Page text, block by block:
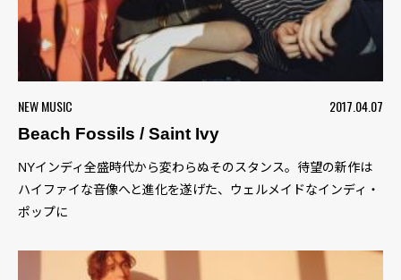
NEW MUSIC
2017.04.07
Beach Fossils / Saint Ivy
NYインディ全盛時代から変わらぬそのスタンス。待望の新作は
ハイファイな音像へと進化を遂げた、ウェルメイドなインディ・
ポップに